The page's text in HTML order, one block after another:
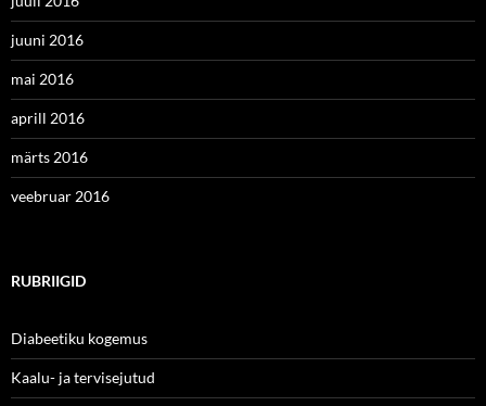
juuni 2016
mai 2016
aprill 2016
märts 2016
veebruar 2016
RUBRIIGID
Diabeetiku kogemus
Kaalu- ja tervisejutud